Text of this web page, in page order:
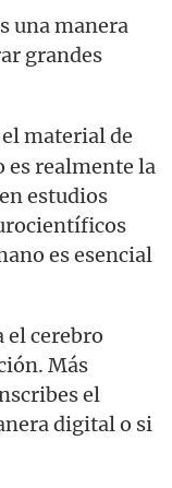
una manera
grandes
el material de
es realmente la
estudios
es esencial
el cerebro
Más
el
digital o si